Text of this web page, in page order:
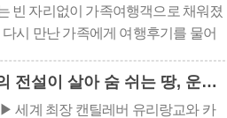
빈 자리없이 가족여행객으로 채워졌
시 만난 가족에게 여행후기를 물어
삼국지의 의리와 신녀의 전설이 살아 숨 쉬는 땅, 운양·무산
계 최장 캔틸레버 유리랑교와 카